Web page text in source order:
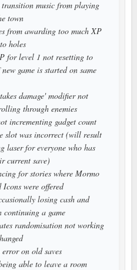
transition music from playing
town
from awarding too much XP
holes
for level 1 not resetting to
game is started on same
damage' modifier not
through enemies
incrementing gadget count
slot was incorrect (will result
laser for everyone who has
current save)
for stories where Mormo
Icons were offered
losing cash and
continuing a game
randomisation not working
on old saves
able to leave a room